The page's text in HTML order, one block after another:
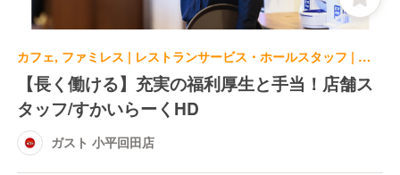
カフェ, ファミレス | レストランサービス・ホールスタッフ | ガスト 小平回田店
【長く働ける】充実の福利厚生と手当！店舗ス
タッフ/すかいらーくHD
ガスト 小平回田店